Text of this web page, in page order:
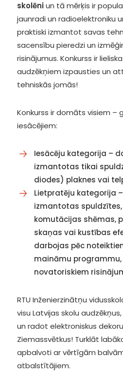
skolēniun tā mērķis ir
jaunradi un radioelektroniku
praktiski izmantot savas
sacensību pieredzi un
risinājumus. Konkurss ir
audzēkņiem izpausties un
tehniskās jomās!
Konkurss ir domāts visiem –
iesācējiem:
Iesācēju kategorija –
izmantotas tikai
diodes) plaknes vai
Lietpratēju kategorija
izmantotas
komutācijas shēmas,
skaņas vai kustības
darbojas pēc
maināmu
novatoriskiem
RTU Inženierzinātņu
visu Latvijas skolu
un radot elektroniskus
Ziemassvētkus! Turklāt
apbalvoti ar vērtīgām
atbalstītājiem.